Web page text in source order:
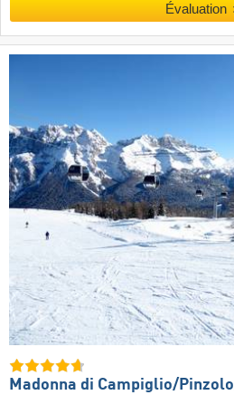
Évaluation
Madonna di Campiglio/​